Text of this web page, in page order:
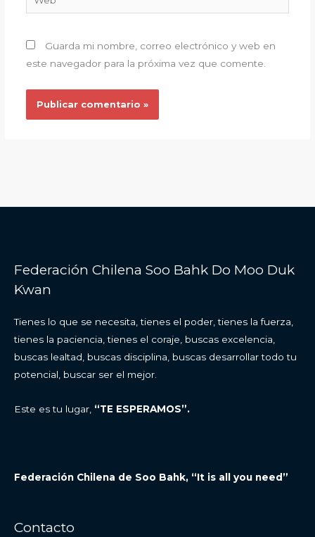
Guarda mi nombre, correo electrónico y web en
este navegador para la próxima vez que comente.
Federación Chilena Soo Bahk Do Moo Duk
Kwan
Tienes lo que se necesita, tienes el poder, tienes la fuerza,
tienes la paciencia, tienes el coraje, buscas excelencia,
buscas lealtad, buscas disciplina, buscas desarrollar todo tu
potencial, buscar ser el mejor.
Este es tu lugar, “TE ESPERAMOS”.
Federación Chilena de Soo Bahk, “It is all you need”
Contacto